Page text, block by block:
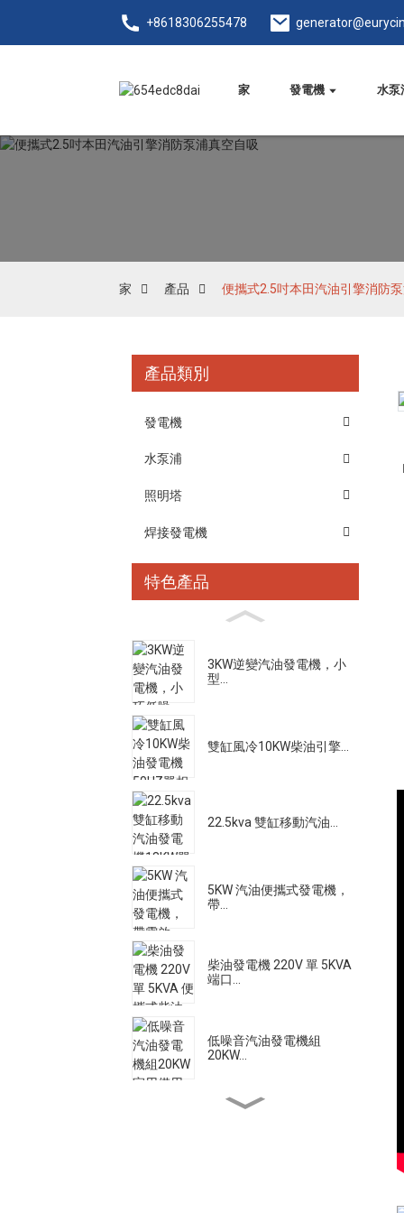
+8618306255478
家 發電機 水泵
家 產品 便攜式2.5吋本田汽油引擎消防
產品類別
發電機
水泵浦
照明塔
焊接發電機
特色產品
3KW逆變汽油發電機，小
型...
雙缸風冷10KW柴油引擎...
22.5kva 雙缸移動汽油...
5KW 汽油便攜式發電機，
帶...
柴油發電機 220V 單 5KVA
端口...
低噪音汽油發電機組
20KW...